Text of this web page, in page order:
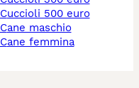
cuccioli 500 euro
cane maschio
cane femmina